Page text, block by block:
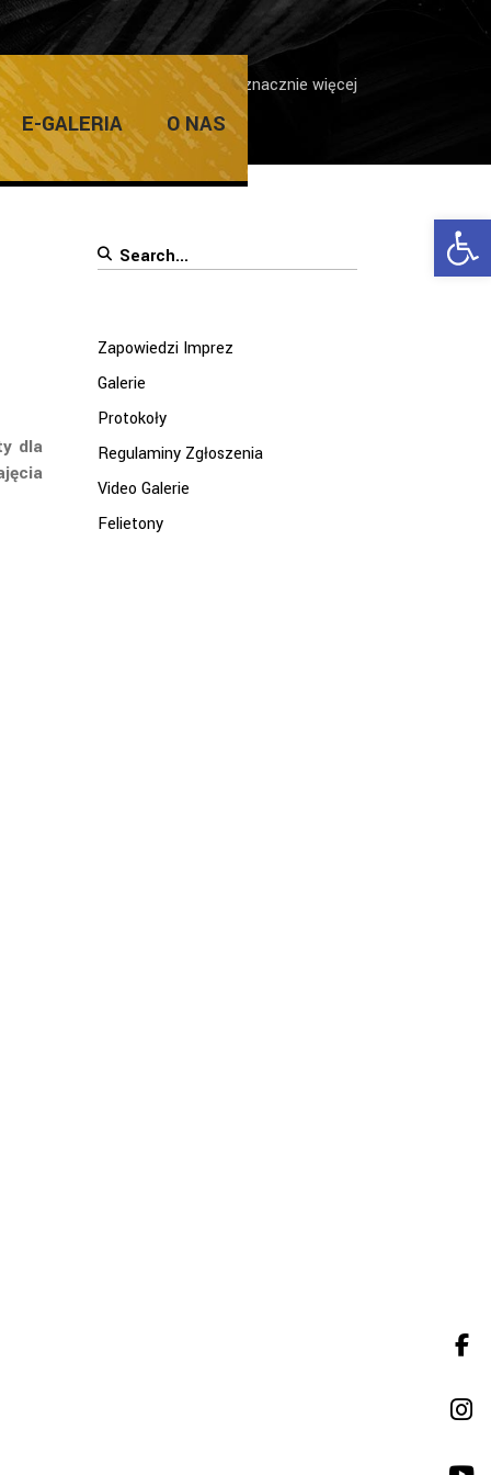
E-GALERIA O NAS
FERIE W ŻDK „Cuda z cukru” i znacznie więcej
dla
Search
Zapowiedzi Imprez
Galerie
Protokoły
Regulaminy Zgłoszenia
Video Galerie
Felietony